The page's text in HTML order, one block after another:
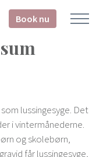
Book nu
lussingesyge. Det
i vintermånederne.
og skolebørn,
får lussingesyge,